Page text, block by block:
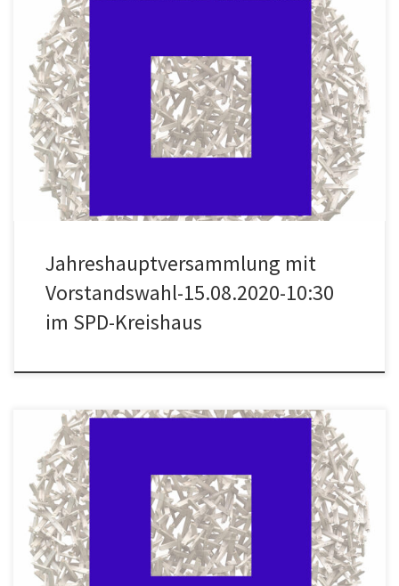
Liebe Freunde, hiermit laden wir Euch ein zur bereits mit den
Mails vom 12.07. und 26.07. angekündigten
Jahreshauptversammlung des Freundeskreises Sammlung de
Weryha. Sie findet – wegen der besonderen Vorschriften und
Auflagen für Veranstaltungen in Coronazeiten an ungewohntem
Ort – statt am Samstag, den 15. August 2020 […]
Jahreshauptversammlung mit
Vorstandswahl-15.08.2020-10:30
im SPD-Kreishaus
Hallo an alle Absage der Ausstellungseröffnung am 22.03. Ich
habe mich sehr auf die Vernissage am 22.03. gefreut. Es gab sehr
viel positive Resonanz auf die Einladung und auch schon viele
Zusagen. Nach der gestrigen Empfehlung der Bundesregierung,
auf nicht unbedingt notwendige Veranstaltungen zu verzichten
und soziale […]